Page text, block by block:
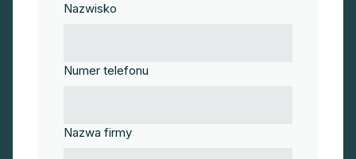
Nazwisko
Numer telefonu
Nazwa firmy